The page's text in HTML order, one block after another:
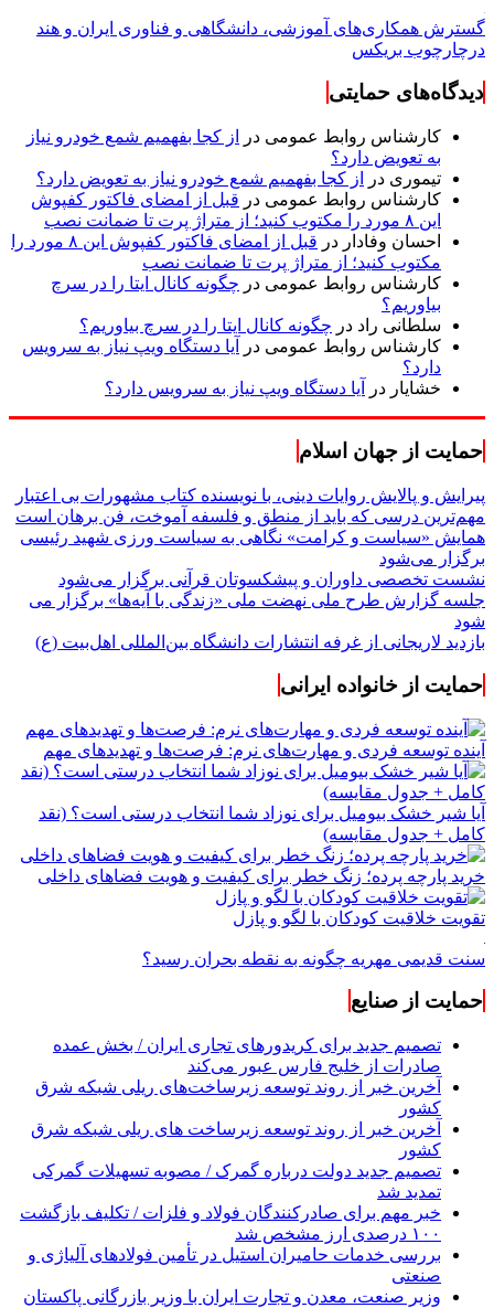
گسترش همکاری‌های آموزشی، دانشگاهی و فناوری ایران و هند
درچارچوب بریکس
دیدگاه‌های حمایتی
کارشناس روابط عمومی در
از کجا بفهمیم شمع خودرو نیاز
به تعویض دارد؟
تیموری در
از کجا بفهمیم شمع خودرو نیاز به تعویض دارد؟
کارشناس روابط عمومی در قبل از امضای فاکتور کفپوش
این ۸ مورد را مکتوب کنید؛ از متراژ پرت تا ضمانت نصب
احسان وفادار در
قبل از امضای فاکتور کفپوش این ۸ مورد را
مکتوب کنید؛ از متراژ پرت تا ضمانت نصب
کارشناس روابط عمومی در چگونه کانال ایتا را در سرچ
بیاوریم؟
سلطانی راد در چگونه کانال ایتا را در سرچ بیاوریم؟
کارشناس روابط عمومی در
آیا دستگاه ویپ نیاز به سرویس
دارد؟
خشایار در آیا دستگاه ویپ نیاز به سرویس دارد؟
حمایت از جهان اسلام
پیرایش و پالایش روایات دینی، با نویسنده کتاب مشهورات بی اعتبار
مهم‌ترین درسی که باید از منطق و فلسفه آموخت، فن برهان است
همایش «سیاست و کرامت» نگاهی به سیاست ورزی شهید رئیسی
برگزار می‌شود
نشست تخصصی داوران و پیشکسوتان قرآنی برگزار می‌شود
جلسه گزارش طرح ملی نهضت ملی «زندگی با آیه‌ها» برگزار می
شود
بازدید لاریجانی از غرفه انتشارات دانشگاه بین‌المللی اهل‌بیت (ع)
حمایت از خانواده ایرانی
آینده توسعه فردی و مهارت‌های نرم: فرصت‌ها و تهدیدهای مهم
آیا شیر خشک بیومیل برای نوزاد شما انتخاب درستی است؟ (نقد
کامل + جدول مقایسه)
خرید پارچه پرده؛ زنگ خطر برای کیفیت و هویت فضاهای داخلی
تقویت خلاقیت کودکان با لگو و پازل
سنت قدیمی مهریه چگونه به نقطه بحران رسید؟
حمایت از صنایع
تصمیم جدید برای کریدورهای تجاری ایران / بخش عمده
صادرات از خلیج فارس عبور می‌کند
آخرین خبر از روند توسعه زیرساخت‌های ریلی شبکه شرق
کشور
آخرین خبر از روند توسعه زیرساخت های ریلی شبکه شرق
کشور
تصمیم جدید دولت درباره گمرک / مصوبه تسهیلات گمرکی
تمدید شد
خبر مهم برای صادرکنندگان فولاد و فلزات / تکلیف بازگشت
۱۰۰ درصدی ارز مشخص شد
بررسی خدمات حامیران استیل در تأمین فولادهای آلیاژی و
صنعتی
وزیر صنعت، معدن و تجارت ایران با وزیر بازرگانی پاکستان